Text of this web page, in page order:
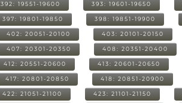
392: 19551-19600 393: 19601-19650
397: 19801-19850 398: 19851-19900
402: 20051-20100 403: 20101-20150
407: 20301-20350 408: 20351-20400
412: 20551-20600 413: 20601-20650
417: 20801-20850 418: 20851-20900
422: 21051-21100 423: 21101-21150